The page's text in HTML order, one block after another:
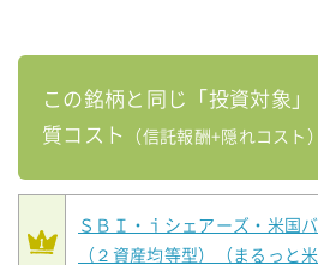
この銘柄と同じ「投資対象
質コスト
（信託報酬+隠れコスト）
ＳＢＩ・ｉシェアーズ・米国
（２資産均等型）（まるっと米